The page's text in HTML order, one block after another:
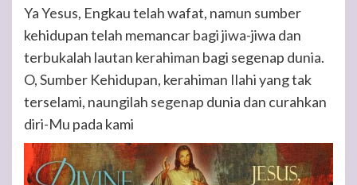
Ya Yesus, Engkau telah wafat, namun sumber
kehidupan telah memancar bagi jiwa-jiwa dan
terbukalah lautan kerahiman bagi segenap dunia.
O, Sumber Kehidupan, kerahiman Ilahi yang tak
terselami, naungilah segenap dunia dan curahkan
diri-Mu pada kami